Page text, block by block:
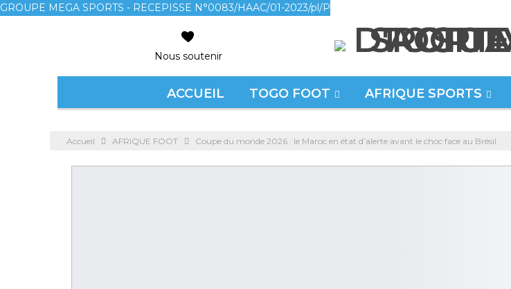
GROUPE MEGA SPORTS - RECEPISSE N°0083/HAAC/01-2023/pl/P
Nous soutenir
ACCUEIL TOGO FOOT AFRIQUE SPORTS
Accueil AFRIQUE FOOT Coupe du monde 2026 : le Maroc en état d’alerte avant le choc face au Brésil.